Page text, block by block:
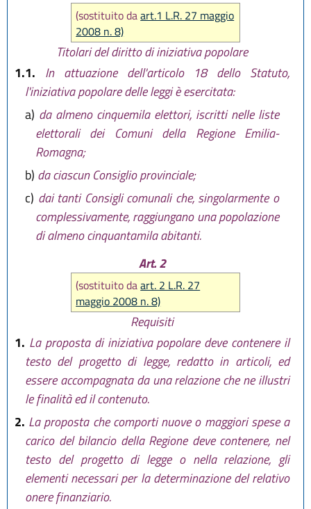
(sostituito daart.1 L.R. 27 maggio
2008 n. 8)
Titolari del diritto di iniziativa popolare
1.1. In attuazione dell'articolo 18 dello Statuto,
l'iniziativa popolare delle leggi è esercitata:
a) da almeno cinquemila elettori, iscritti nelle liste
elettorali dei Comuni della Regione Emilia-
Romagna;
b) da ciascun Consiglio provinciale;
c) dai tanti Consigli comunali che, singolarmente o
complessivamente, raggiungano una popolazione
di almeno cinquantamila abitanti.
Art. 2
(sostituito daart. 2 L.R. 27
maggio 2008 n. 8)
Requisiti
1. La proposta di iniziativa popolare deve contenere il
testo del progetto di legge, redatto in articoli, ed
essere accompagnata da una relazione che ne illustri
le finalità ed il contenuto.
2. La proposta che comporti nuove o maggiori spese a
carico del bilancio della Regione deve contenere, nel
testo del progetto di legge o nella relazione, gli
elementi necessari per la determinazione del relativo
onere finanziario.